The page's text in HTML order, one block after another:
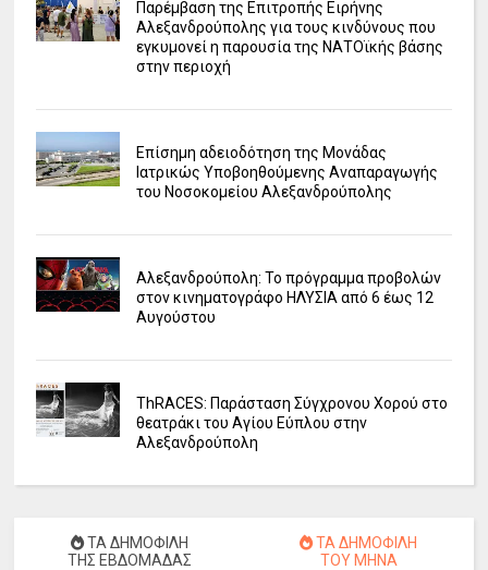
Παρέμβαση της Επιτροπής Ειρήνης
Αλεξανδρούπολης για τους κινδύνους που
εγκυμονεί η παρουσία της ΝΑΤΟϊκής βάσης
στην περιοχή
Επίσημη αδειοδότηση της Μονάδας
Ιατρικώς Υποβοηθούμενης Αναπαραγωγής
του Νοσοκομείου Αλεξανδρούπολης
Αλεξανδρούπολη: Το πρόγραμμα προβολών
στον κινηματογράφο ΗΛΥΣΙΑ από 6 έως 12
Αυγούστου
ΤhRACES: Παράσταση Σύγχρονου Χορού στο
θεατράκι του Αγίου Εύπλου στην
Αλεξανδρούπολη
ΤΑ ΔΗΜΟΦΙΛΗ
ΤΗΣ ΕΒΔΟΜΑΔΑΣ
ΤΑ ΔΗΜΟΦΙΛΗ
ΤΟΥ ΜΗΝΑ